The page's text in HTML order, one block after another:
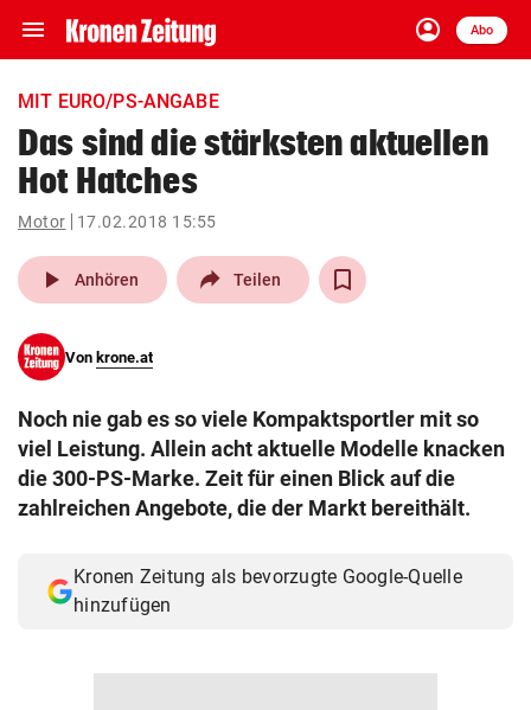
menu Navigation
ein-/ausklappen
account_circle
Anmelden
Abo
close Schließen
account_circle Anmelden
pin_drop
Wien arrow_right
search
eingeben
Muthgasse 2, 1190 Wien
MIT EURO/PS-ANGABE
Das sind die stärksten aktuellen
Hot Hatches
Motor 17.02.2018 15:55
play_arrow Anhören Teilen
Von krone.at
Noch nie gab es so viele Kompaktsportler mit so
viel Leistung. Allein acht aktuelle Modelle knacken
die 300-PS-Marke. Zeit für einen Blick auf die
zahlreichen Angebote, die der Markt bereithält.
Kronen Zeitung als bevorzugte Google-Quelle
hinzufügen